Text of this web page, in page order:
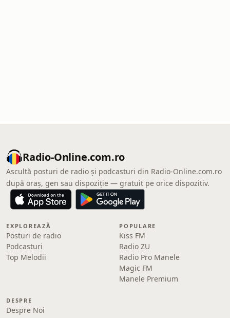
Radio-Online.com.ro
Ascultă posturi de radio și podcasturi din Radio-Online.com.ro
după oraș, gen sau dispoziție — gratuit pe orice dispozitiv.
EXPLOREAZĂ
Posturi de radio
Podcasturi
Top Melodii
POPULARE
Kiss FM
Radio ZU
Radio Pro Manele
Magic FM
Manele Premium
DESPRE
Despre Noi